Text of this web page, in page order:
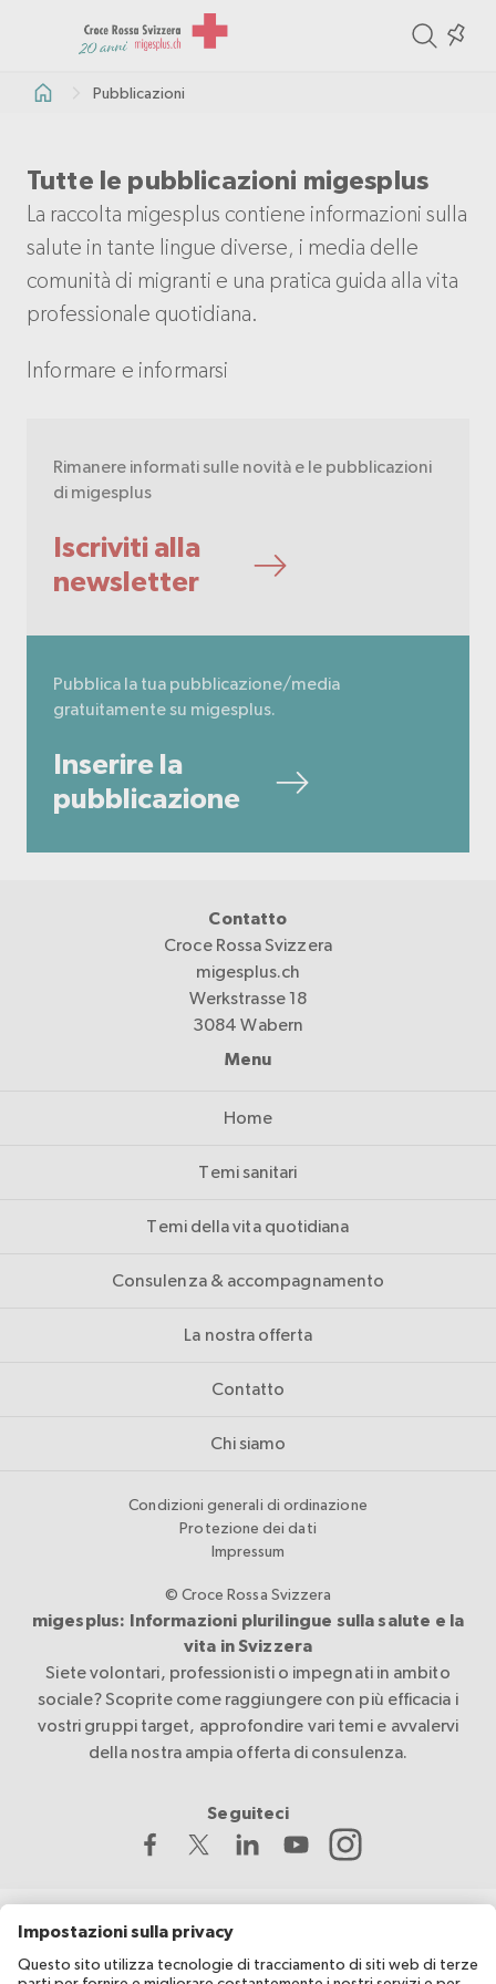
Pubblicazioni
Tutte le pubblicazioni migesplus
La raccolta migesplus contiene informazioni sulla
salute in tante lingue diverse, i media delle
comunità di migranti e una pratica guida alla vita
professionale quotidiana.
Informare e informarsi
Rimanere informati sulle novità e le pubblicazioni
di migesplus
Iscriviti alla
newsletter
Pubblica la tua pubblicazione/media
gratuitamente su migesplus.
Inserire la
pubblicazione
Contatto
Croce Rossa Svizzera
migesplus.ch
Werkstrasse 18
3084 Wabern
Menu
Home
Temi sanitari
Temi della vita quotidiana
Consulenza & accompagnamento
La nostra offerta
Contatto
Chi siamo
Condizioni generali di ordinazione
Protezione dei dati
Impressum
© Croce Rossa Svizzera
migesplus: Informazioni plurilingue sulla salute e la
vita in Svizzera
Siete volontari, professionisti o impegnati in ambito
sociale? Scoprite come raggiungere con più efficacia i
vostri gruppi target, approfondire vari temi e avvalervi
della nostra ampia offerta di consulenza.
Seguiteci